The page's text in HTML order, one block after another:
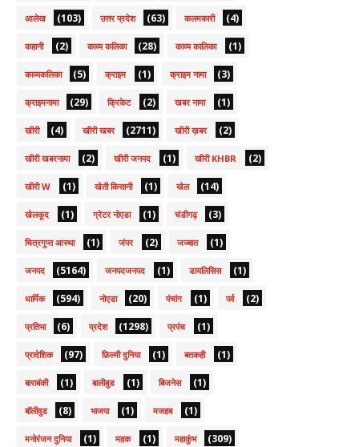
आलेख (103) उत्तर प्रदेश (63) कलमकारी (4)
कहानी (2) काव्य कलिका (28) काव्य कालिका (1)
काव्यकलिका (5) क्राइम (1) क्राइम नामा (3)
क्राइमनामा (29) क्रिकेट (2) खबर नामा (1)
खीरी (4) खीरी खबर (2711) खीरी ख़बर (2)
खीरी खबरनामा (2) खीरी जनपद (1) खीरी KHBR (2)
खीरी W (1) खेती किसानी (1) खेल (14)
खेलकूद (1) ग्रेटर नोएडा (1) चंडीगढ़ (3)
चित्रगुप्त आस्था (1) जंपर (2) जज्बात (1)
जनपद (5164) जनपदजनपद (1) डायलिसिस (1)
धार्मिक (594) नोएडा (20) पंचांग (1) पर्व (2)
प्रतिभा (6) प्रदेश (1298) प्रपंच (1)
प्रादेशिक (97) फ़िल्मी दुनिया (1) बतकही (1)
बाराबंकी (1) बालीबुड (1) बिजनेस (1)
बॉलीवुड (8) भाजपा (1) मजहब (1)
मनोरंजन दुनिया (1) महक (1) महाकुंभ (309)